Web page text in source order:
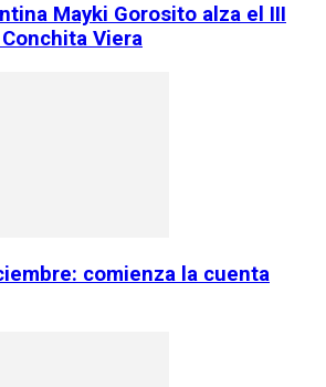
Mayki Gorosito alza el III
Viera
comienza la cuenta